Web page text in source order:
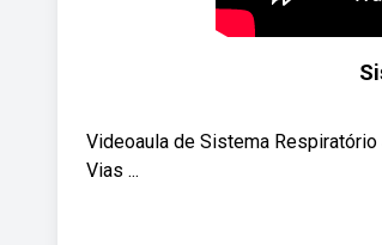
Videoaula de Sistema
Vias ...